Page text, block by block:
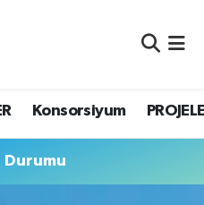
Konsorsiyum
Durumu